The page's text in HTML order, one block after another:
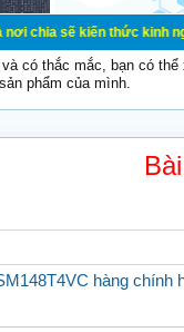
thức kinh nghiệm
và có thắc mắc, bạn có
phẩm của mình.
hàng chính